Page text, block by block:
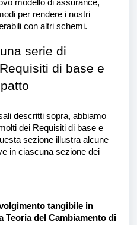
modello di assurance,
per rendere i nostri
con altri schemi.
serie di
di base e
descritti sopra, abbiamo
dei Requisiti di base e
sezione illustra alcune
in ciascuna sezione dei
tangibile in
Teoria del Cambiamento di